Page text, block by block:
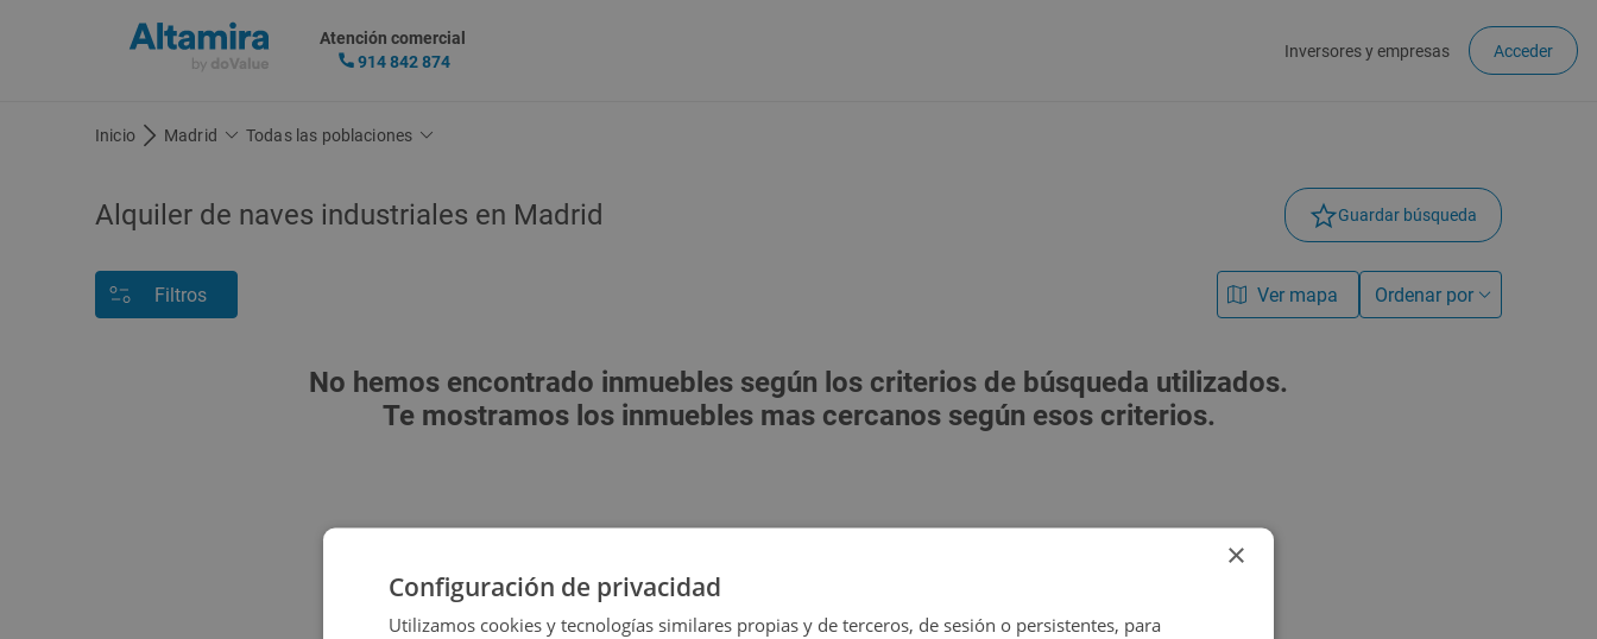
Atención comercial
914 842 874
Inversores y empresas Acceder
Inicio Madrid Todas las poblaciones
Alquiler de naves industriales en Madrid Guardar búsqueda
Filtros Ver mapa Ordenar por
No hemos encontrado inmuebles según los criterios de búsqueda utilizados.
Te mostramos los inmuebles mas cercanos según esos criterios.
×
Configuración de privacidad
Utilizamos cookies y tecnologías similares propias y de terceros, de sesión o persistentes, para